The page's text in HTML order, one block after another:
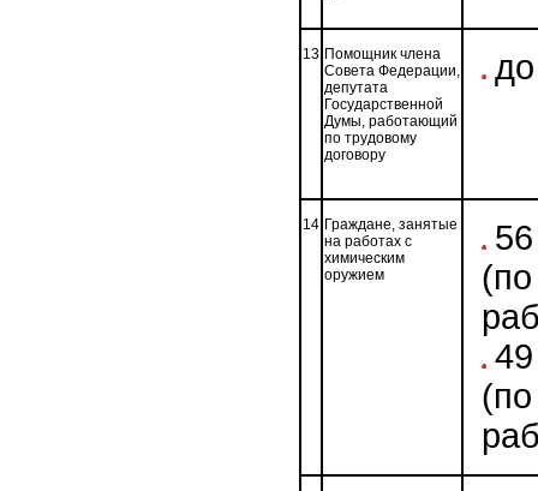
13 Помощник члена
Совета Федерации,
депутата
Государственной
Думы, работающий
по трудовому
договору
14 Граждане, занятые
на работах с
химическим
оружием